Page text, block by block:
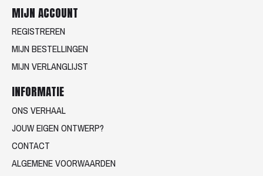
MIJN ACCOUNT
REGISTREREN
MIJN BESTELLINGEN
MIJN VERLANGLIJST
INFORMATIE
ONS VERHAAL
JOUW EIGEN ONTWERP?
CONTACT
ALGEMENE VOORWAARDEN